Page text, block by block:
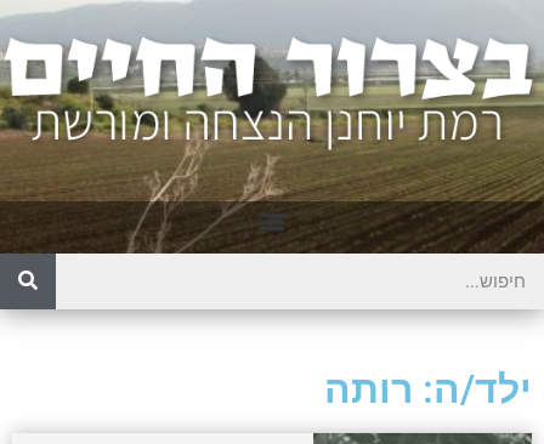
ילד/ה: רותה